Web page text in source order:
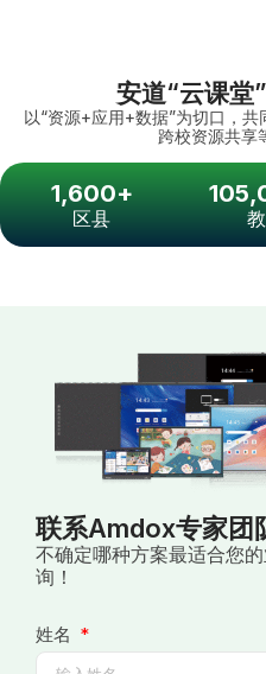
安道“云课堂
以“资源+应用+数据”为切口，共
跨校资源共享
区县
1,600+
联系Amdox专家团
不确定哪种方案最适合您
询！
姓名